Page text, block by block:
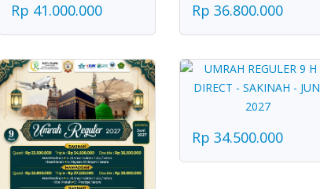
Rp 41.000.000 Rp 36.800.000
Rp 34.500.000